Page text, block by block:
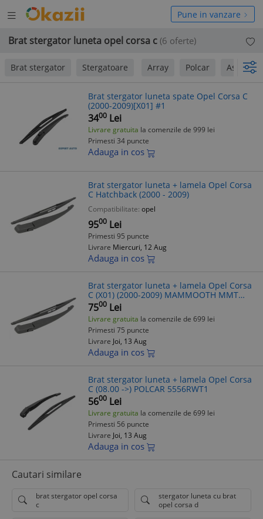
Deschide
meniul
Pune in vanzare
Brat stergator luneta opel corsa c (6 oferte)
Brat stergator Stergatoare Array Polcar Asam
Brat stergator luneta spate Opel Corsa C
(2000-2009)[X01] #1
3400 Lei
Livrare gratuita la comenzile de 999 lei
Primesti 34 puncte
Adauga in cos
Brat stergator luneta + lamela Opel Corsa
C Hatchback (2000 - 2009)
Compatibilitate: opel
9500 Lei
Primesti 95 puncte
Livrare Miercuri, 12 Aug
Adauga in cos
Brat stergator luneta + lamela Opel Corsa
C (X01) (2000-2009) MAMMOOTH MMT
RAW 032
7500 Lei
Livrare gratuita la comenzile de 699 lei
Primesti 75 puncte
Livrare Joi, 13 Aug
Adauga in cos
Brat stergator luneta + lamela Opel Corsa
C (08.00 ->) POLCAR 5556RWT1
5600 Lei
Livrare gratuita la comenzile de 699 lei
Primesti 56 puncte
Livrare Joi, 13 Aug
Adauga in cos
Cautari similare
brat stergator opel corsa
c
stergator luneta cu brat
opel corsa d